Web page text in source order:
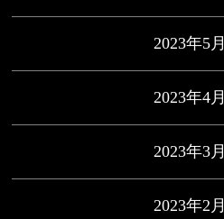
2023年5月
2023年4月
2023年3月
2023年2月